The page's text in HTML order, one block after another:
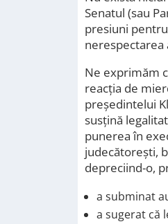
Senatul (sau
presiuni
nerespectarea
Ne exprimăm
reacţia de
preşedintelui
susţină
punerea în
judecătoreşti,
depreciind-o,
a subminat
a sugerat că